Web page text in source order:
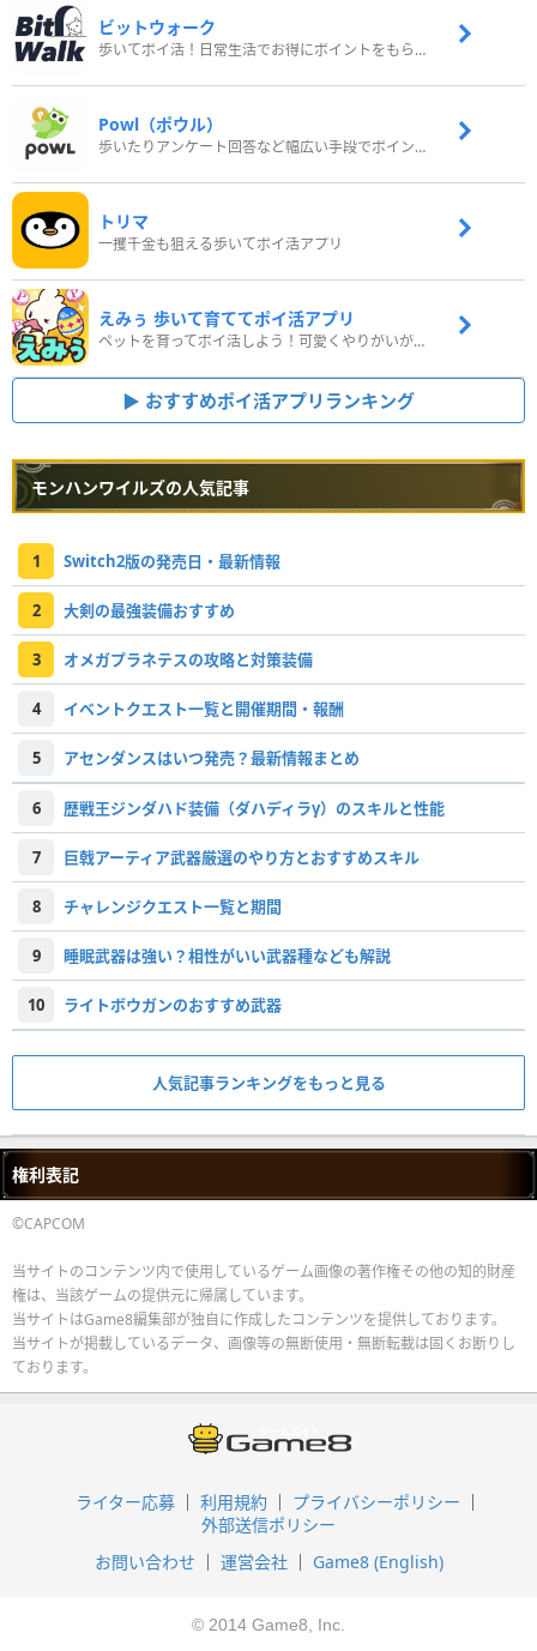
ビットウォーク
歩いてポイ活！日常生活でお得にポイントをもらおう
Powl（ポウル）
歩いたりアンケート回答など幅広い手段でポイントをゲット
トリマ
一攫千金も狙える歩いてポイ活アプリ
えみぅ 歩いて育ててポイ活アプリ
ペットを育ってポイ活しよう！可愛くやりがいがある新感覚アプリ
おすすめポイ活アプリランキング
モンハンワイルズの人気記事
1 Switch2版の発売日・最新情報
2 大剣の最強装備おすすめ
3 オメガプラネテスの攻略と対策装備
4 イベントクエスト一覧と開催期間・報酬
5 アセンダンスはいつ発売？最新情報まとめ
6 歴戦王ジンダハド装備（ダハディラγ）のスキルと性能
7 巨戟アーティア武器厳選のやり方とおすすめスキル
8 チャレンジクエスト一覧と期間
9 睡眠武器は強い？相性がいい武器種なども解説
10 ライトボウガンのおすすめ武器
人気記事ランキングをもっと見る
権利表記
©CAPCOM
当サイトのコンテンツ内で使用しているゲーム画像の著作権その他の知的財産
権は、当該ゲームの提供元に帰属しています。
当サイトはGame8編集部が独自に作成したコンテンツを提供しております。
当サイトが掲載しているデータ、画像等の無断使用・無断転載は固くお断りし
ております。
ライター応募 利用規約
プライバシーポリシー
外部送信ポリシー
お問い合わせ
運営会社 Game8 (English)
© 2014 Game8, Inc.